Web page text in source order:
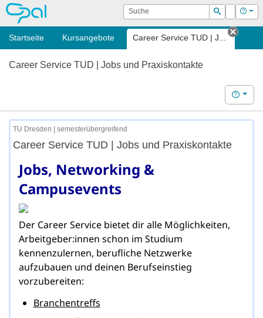
OPAL Suche
Suchen
Login Hilfe
Startseite Kursangebote Career Service TUD | J...
Tab
Career Service TUD | Jobs und Praxiskontakte
Hilfe
TU Dresden | semesterübergreifend
Career Service TUD | Jobs und Praxiskontakte
Jobs, Networking &
Campusevents
Der Career Service bietet dir alle Möglichkeiten,
Arbeitgeber:innen schon im Studium
kennenzulernen, berufliche Netzwerke
aufzubauen und deinen Berufseinstieg
vorzubereiten:
Branchentreffs